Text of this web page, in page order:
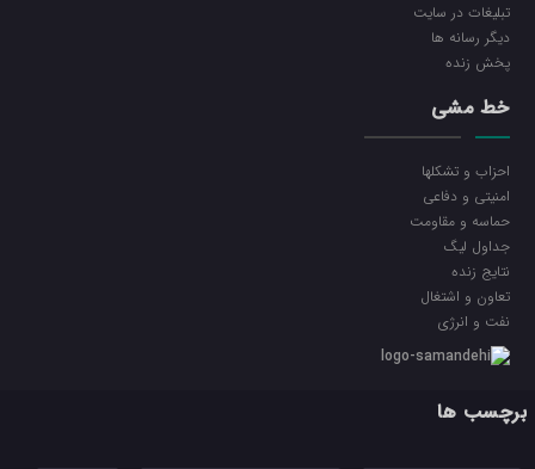
تبلیغات در سایت
ديگر رسانه ها
پخش زنده
خط مشی
احزاب و تشکلها
امنیتی و دفاعی
حماسه و مقاومت
جداول لیگ
نتایج زنده
تعاون و اشتغال
نفت و انرژی
برچسب ها